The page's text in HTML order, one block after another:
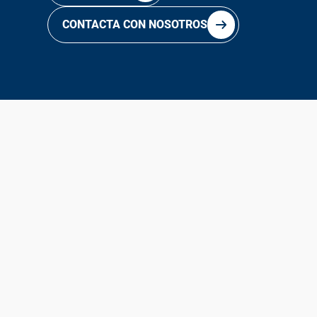
CONTACTA CON NOSOTROS